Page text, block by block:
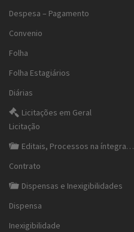
Despesa – Pagamento
Convenio
Folha
Folha Estagiários
Diárias
Licitações em Geral
Licitação
Editais, Processos na íntegra…
Contrato
Dispensas e Inexigibilidades
Dispensa
Inexigibilidade